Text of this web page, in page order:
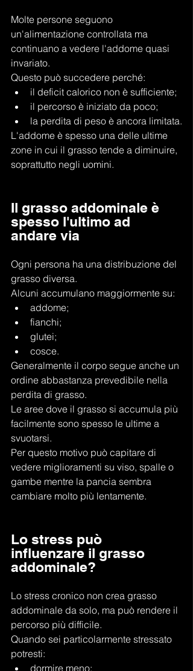
Molte persone seguono
un'alimentazione controllata ma
continuano a vedere l'addome quasi
invariato.
Questo può succedere perché:
il deficit calorico non è sufficiente;
il percorso è iniziato da poco;
la perdita di peso è ancora limitata.
L'addome è spesso una delle ultime
zone in cui il grasso tende a diminuire,
soprattutto negli uomini.
Il grasso addominale è
spesso l'ultimo ad
andare via
Ogni persona ha una distribuzione del
grasso diversa.
Alcuni accumulano maggiormente su:
addome;
fianchi;
glutei;
cosce.
Generalmente il corpo segue anche un
ordine abbastanza prevedibile nella
perdita di grasso.
Le aree dove il grasso si accumula più
facilmente sono spesso le ultime a
svuotarsi.
Per questo motivo può capitare di
vedere miglioramenti su viso, spalle o
gambe mentre la pancia sembra
cambiare molto più lentamente.
Lo stress può
influenzare il grasso
addominale?
Lo stress cronico non crea grasso
addominale da solo, ma può rendere il
percorso più difficile.
Quando sei particolarmente stressato
potresti:
dormire meno;